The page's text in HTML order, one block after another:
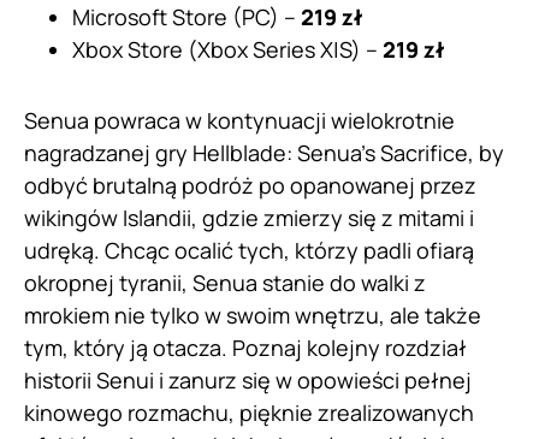
Microsoft Store (PC) – 219 zł
Xbox Store (Xbox Series X|S) – 219 zł
Senua powraca w kontynuacji wielokrotnie
nagradzanej gry Hellblade: Senua’s Sacrifice, by
odbyć brutalną podróż po opanowanej przez
wikingów Islandii, gdzie zmierzy się z mitami i
udręką. Chcąc ocalić tych, którzy padli ofiarą
okropnej tyranii, Senua stanie do walki z
mrokiem nie tylko w swoim wnętrzu, ale także
tym, który ją otacza. Poznaj kolejny rozdział
historii Senui i zanurz się w opowieści pełnej
kinowego rozmachu, pięknie zrealizowanych